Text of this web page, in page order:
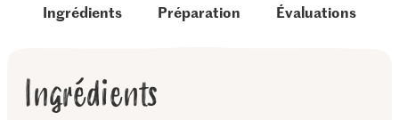
Ingrédients Préparation Évaluations
Ingrédients